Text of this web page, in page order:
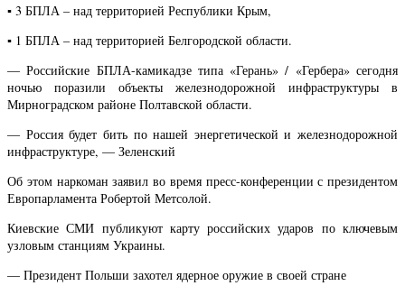
▪️ 3 БПЛА – над территорией Республики Крым,
▪️ 1 БПЛА – над территорией Белгородской области.
— Российские БПЛА-камикадзе типа «Герань» / «Гербера» сегодня
ночью поразили объекты железнодорожной инфраструктуры в
Мирноградском районе Полтавской области.
— Россия будет бить по нашей энергетической и железнодорожной
инфраструктуре, — Зеленский
Об этом наркоман заявил во время пресс-конференции с президентом
Европарламента Робертой Метсолой.
Киевские СМИ публикуют карту российских ударов по ключевым
узловым станциям Украины.
— Президент Польши захотел ядерное оружие в своей стране